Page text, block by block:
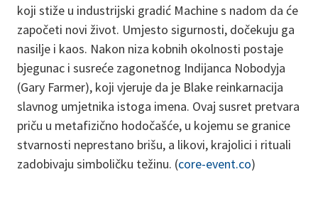
koji stiže u industrijski gradić Machine s nadom da će
započeti novi život. Umjesto sigurnosti, dočekuju ga
nasilje i kaos. Nakon niza kobnih okolnosti postaje
bjegunac i susreće zagonetnog Indijanca Nobodyja
(Gary Farmer), koji vjeruje da je Blake reinkarnacija
slavnog umjetnika istoga imena. Ovaj susret pretvara
priču u metafizično hodočašće, u kojemu se granice
stvarnosti neprestano brišu, a likovi, krajolici i rituali
zadobivaju simboličku težinu. (core-event.co)